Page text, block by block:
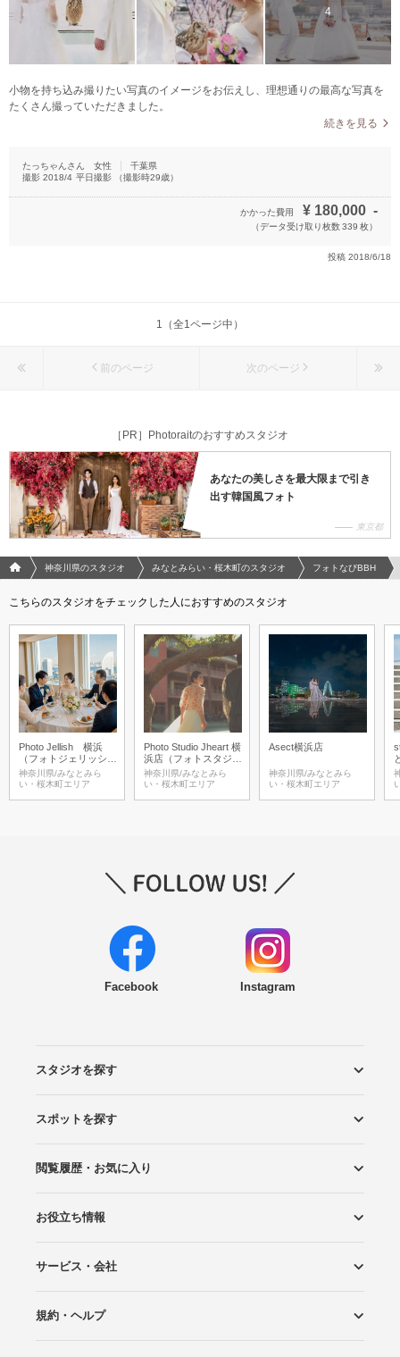
4
小物を持ち込み撮りたい写真のイメージをお伝えし、理想通りの最高な写真を
たくさん撮っていただきました。
続きを見る
たっちゃんさん 女性
千葉県
撮影 2018/4 平日撮影 （撮影時29歳）
かかった費用 ¥ 180,000 -
（データ受け取り枚数339 枚）
投稿 2018/6/18
1（全1ページ中）
前のページ 次のページ
［PR］Photoraitのおすすめスタジオ
あなたの美しさを最大限まで引き
出す韓国風フォト
東京都
フォトウエディング/結婚写真のPhotorait ホーム
神奈川県のスタジオ みなとみらい・桜木町のスタジオ フォトなびBBH
こちらのスタジオをチェックした人におすすめのスタジオ
Photo Jellish 横浜
（フォトジェリッシュ
横浜）
神奈川県/みなとみら
い・桜木町エリア
Photo Studio Jheart 横
浜店（フォトスタジオ
ジェイハート)
神奈川県/みなとみら
い・桜木町エリア
Asect横浜店
神奈川県/みなとみら
い・桜木町エリア
Facebook Instagram
スタジオを探す
エリアから探す
こだわりから探す
NEW PHOTO STYLE
プランから探す
フォトタイプ診断
フォトグラファーから探す
国内リゾートから探す
スポットを探す
ロケーションから探す
スタジオから探す
閲覧履歴・お気に入り
閲覧スタジオ
お気に入り
お役立ち情報
Wedding Photo マガジン
はじめてガイド
サービス・会社
Photoraitとは
スタジオの掲載について
お問い合わせ
運営会社
サイトマップ
規約・ヘルプ